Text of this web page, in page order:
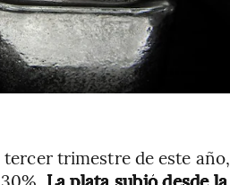
trimestre de este año,